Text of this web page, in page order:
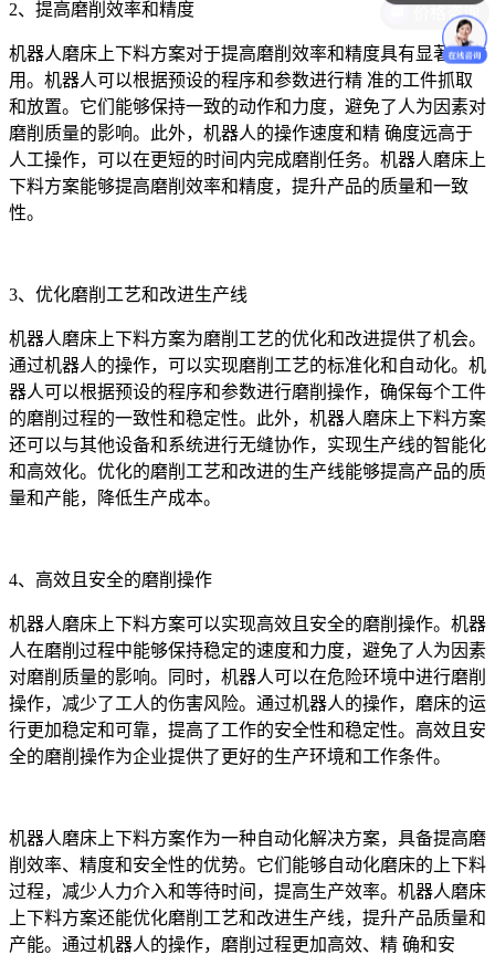
2、提高磨削效率和精度
机器人磨床上下料方案对于提高磨削效率和精度具有显著的作
用。机器人可以根据预设的程序和参数进行精 准的工件抓取
和放置。它们能够保持一致的动作和力度，避免了人为因素对
磨削质量的影响。此外，机器人的操作速度和精 确度远高于
人工操作，可以在更短的时间内完成磨削任务。机器人磨床上
下料方案能够提高磨削效率和精度，提升产品的质量和一致
性。
3、优化磨削工艺和改进生产线
机器人磨床上下料方案为磨削工艺的优化和改进提供了机会。
通过机器人的操作，可以实现磨削工艺的标准化和自动化。机
器人可以根据预设的程序和参数进行磨削操作，确保每个工件
的磨削过程的一致性和稳定性。此外，机器人磨床上下料方案
还可以与其他设备和系统进行无缝协作，实现生产线的智能化
和高效化。优化的磨削工艺和改进的生产线能够提高产品的质
量和产能，降低生产成本。
4、高效且安全的磨削操作
机器人磨床上下料方案可以实现高效且安全的磨削操作。机器
人在磨削过程中能够保持稳定的速度和力度，避免了人为因素
对磨削质量的影响。同时，机器人可以在危险环境中进行磨削
操作，减少了工人的伤害风险。通过机器人的操作，磨床的运
行更加稳定和可靠，提高了工作的安全性和稳定性。高效且安
全的磨削操作为企业提供了更好的生产环境和工作条件。
机器人磨床上下料方案作为一种自动化解决方案，具备提高磨
削效率、精度和安全性的优势。它们能够自动化磨床的上下料
过程，减少人力介入和等待时间，提高生产效率。机器人磨床
上下料方案还能优化磨削工艺和改进生产线，提升产品质量和
产能。通过机器人的操作，磨削过程更加高效、精 确和安